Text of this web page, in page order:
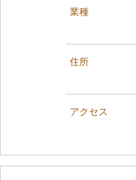
業種
住所
アクセス